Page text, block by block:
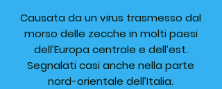
Causata da un virus trasmesso dal
morso delle zecche in molti paesi
dell’Europa centrale e dell’est.
Segnalati casi anche nella parte
nord-orientale dell’Italia.